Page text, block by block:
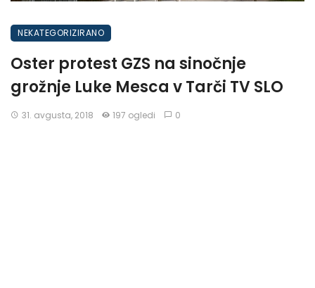
NEKATEGORIZIRANO
Oster protest GZS na sinočnje
grožnje Luke Mesca v Tarči TV SLO
31. avgusta, 2018 197 ogledi 0